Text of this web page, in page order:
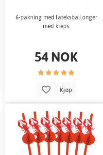
6-pakning med lateksballonger
med kreps.
54 NOK
Kjøp